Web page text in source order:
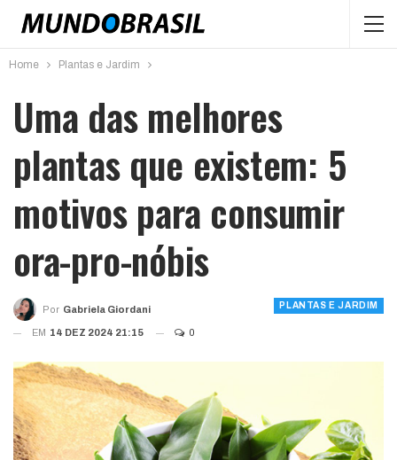
Home Plantas e Jardim
Uma das melhores
plantas que existem: 5
motivos para consumir
ora-pro-nóbis
PLANTAS E JARDIM
Por Gabriela Giordani
EM 14 DEZ 2024 21:15 0